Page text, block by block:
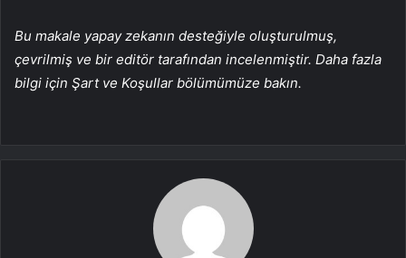
Bu makale yapay zekanın desteğiyle oluşturulmuş,
çevrilmiş ve bir editör tarafından incelenmiştir. Daha fazla
bilgi için Şart ve Koşullar bölümümüze bakın.